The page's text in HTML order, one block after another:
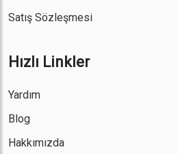
Satış Sözleşmesi
Hızlı Linkler
Yardım
Blog
Hakkımızda